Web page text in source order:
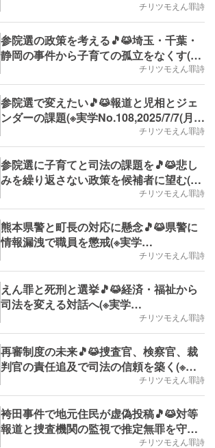
チリツモえん罪詩
参院選の政策を考える🎵😹埼玉・千葉・
静岡の事件から子育ての孤立をなくす(※
チリツモえん罪詩
参院選で変えたい🎵😹報道と児相とジェ
ンダーの課題(※実学No.108,2025/7/7(月)
チリツモえん罪詩
参院選に子育てと司法の課題を🎵😹悲し
みを繰り返さない政策を候補者に望む(※
チリツモえん罪詩
熊本県警と町長の対応に懸念🎵😹県警に
情報漏洩で職員を懲戒(※実学
チリツモえん罪詩
えん罪と死刑と選挙🎵😹経済・福祉から
司法を変える対話へ(※実学
チリツモえん罪詩
再審制度の未来🎵😹捜査官、検察官、裁
判官の責任追及で司法の信頼を築く(※実
チリツモえん罪詩
袴田事件で地元住民が虚偽投稿🎵😹対等
報道と捜査機関の監視で推定無罪を守る
チリツモえん罪詩